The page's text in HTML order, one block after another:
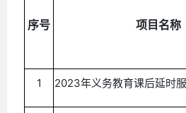
序号 项目名称
1 2023年义务教育课后延时